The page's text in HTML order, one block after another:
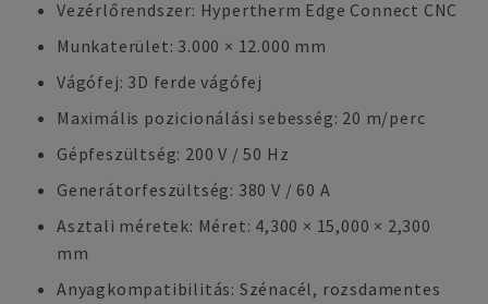
Vezérlőrendszer: Hypertherm Edge Connect CNC
Munkaterület: 3.000 × 12.000 mm
Vágófej: 3D ferde vágófej
Maximális pozicionálási sebesség: 20 m/perc
Gépfeszültség: 200 V / 50 Hz
Generátorfeszültség: 380 V / 60 A
Asztali méretek: Méret: 4,300 × 15,000 × 2,300
mm
Anyagkompatibilitás: Szénacél, rozsdamentes